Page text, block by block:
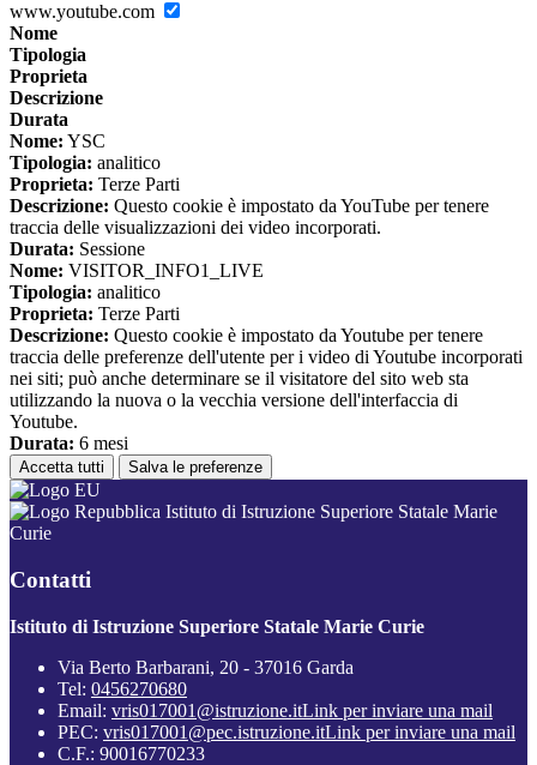
www.youtube.com
Nome
Tipologia
Proprieta
Descrizione
Durata
Nome: YSC
Tipologia: analitico
Proprieta: Terze Parti
Descrizione: Questo cookie è impostato da YouTube per tenere
traccia delle visualizzazioni dei video incorporati.
Durata: Sessione
Nome: VISITOR_INFO1_LIVE
Tipologia: analitico
Proprieta: Terze Parti
Descrizione: Questo cookie è impostato da Youtube per tenere
traccia delle preferenze dell'utente per i video di Youtube incorporati
nei siti; può anche determinare se il visitatore del sito web sta
utilizzando la nuova o la vecchia versione dell'interfaccia di
Youtube.
Durata: 6 mesi
Accetta tutti Salva le preferenze
Istituto di Istruzione Superiore Statale Marie
Curie
Contatti
Istituto di Istruzione Superiore Statale Marie Curie
Via Berto Barbarani, 20 - 37016 Garda
Tel: 0456270680
Email: vris017001@istruzione.itLink per inviare una mail
PEC: vris017001@pec.istruzione.itLink per inviare una mail
C.F.: 90016770233